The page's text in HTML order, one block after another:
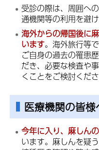
受診の際は、周囲へ
通機関等の利用を避
海外からの帰国後に
います。海外旅行等
ご自身の過去の罹患
だき、必要な検査や
くことをご検討くださ
医療機関の皆様
今年に入り、麻しん
います。麻しんを疑